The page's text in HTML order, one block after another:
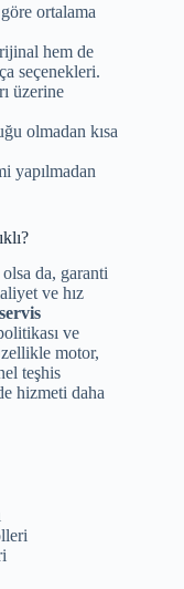
ortalama
hem de
seçenekleri.
üzerine
olmadan kısa
yapılmadan
da, garanti
ve hız
ve
motor,
teşhis
hizmeti daha